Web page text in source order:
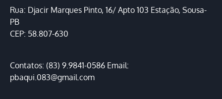
Rua: Djacir Marques Pinto, 16/ Apto 103 Estação, Sousa-
PB
CEP: 58.807-630
Contatos: (83) 9.9841-0586 Email:
pbaqui.083@gmail.com